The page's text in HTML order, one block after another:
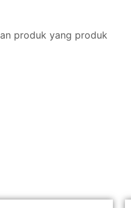
produk yang produk